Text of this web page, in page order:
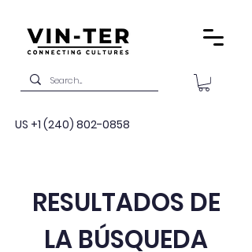
US +1 (240) 802-0858
RESULTADOS DE
LA BÚSQUEDA